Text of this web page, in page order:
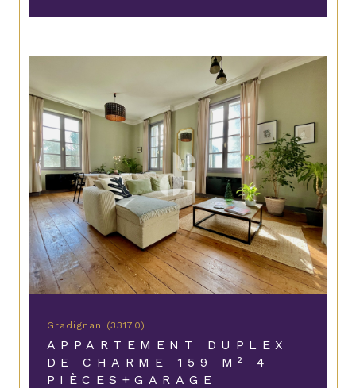
Gradignan (33170)
APPARTEMENT DUPLEX
DE CHARME 159 M² 4
PIÈCES+GARAGE